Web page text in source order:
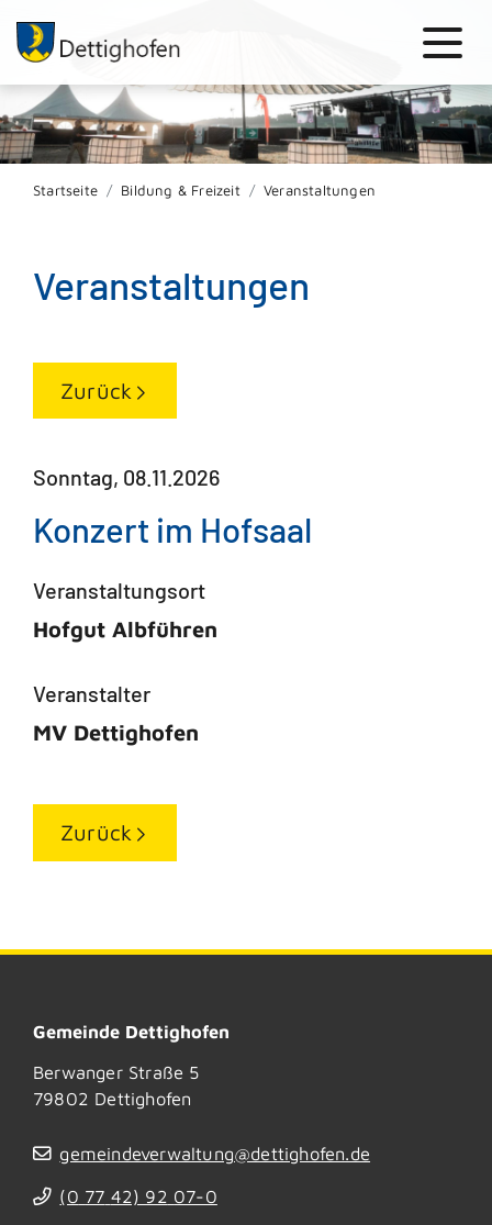
Startseite Bildung & Freizeit Veranstaltungen
Veranstaltungen
Zurück
Sonntag, 08.11.2026
Konzert im Hofsaal
Veranstaltungsort
Hofgut Albführen
Veranstalter
MV Dettighofen
Zurück
Gemeinde Dettighofen
Berwanger Straße 5
79802 Dettighofen
gemeindeverwaltung@dettighofen.de
(0 77 42) 92 07-0